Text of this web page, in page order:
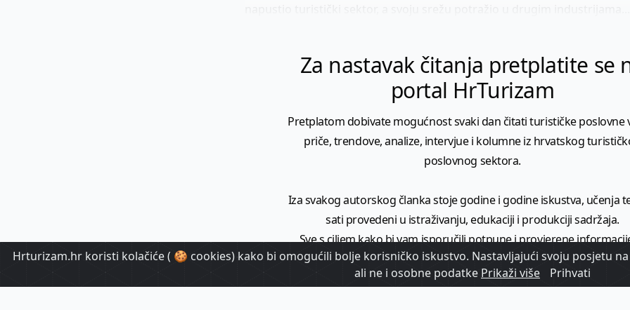
Za nastavak čitanja pretplatite se
portal HrTurizam
Pretplatom dobivate mogućnost svaki dan čitati turističke poslovne
priče, trendove, analize, intervjue i kolumne iz hrvatskog
poslovnog sektora.
Iza svakog autorskog članka stoje godine i godine iskustva, učenja
sati provedeni u istraživanju, edukaciji i produkciji sadržaja.
Sve s ciljem kako bi vam isporučili potpune i provjerene
donijeli širi kontekst turističkih vijesti i trendova.
Hrturizam.hr koristi kolačiće ( 🍪 cookies) kako bi omogućili bolje korisničko iskustvo. Nastavljajući svoju posjetu
ali ne i osobne podatke Prikaži više Prihvati